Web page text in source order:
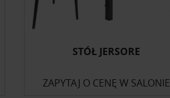
STÓŁ JERSORE
ZAPYTAJ O CENĘ W SALONIE